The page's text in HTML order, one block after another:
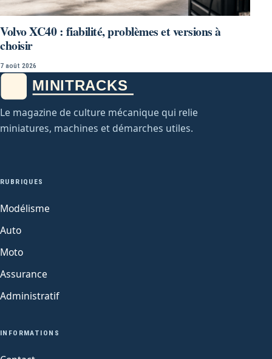
Volvo XC40 : fiabilité, problèmes et versions à
choisir
7 août 2026
Le magazine de culture mécanique qui relie
miniatures, machines et démarches utiles.
RUBRIQUES
Modélisme
Auto
Moto
Assurance
Administratif
INFORMATIONS